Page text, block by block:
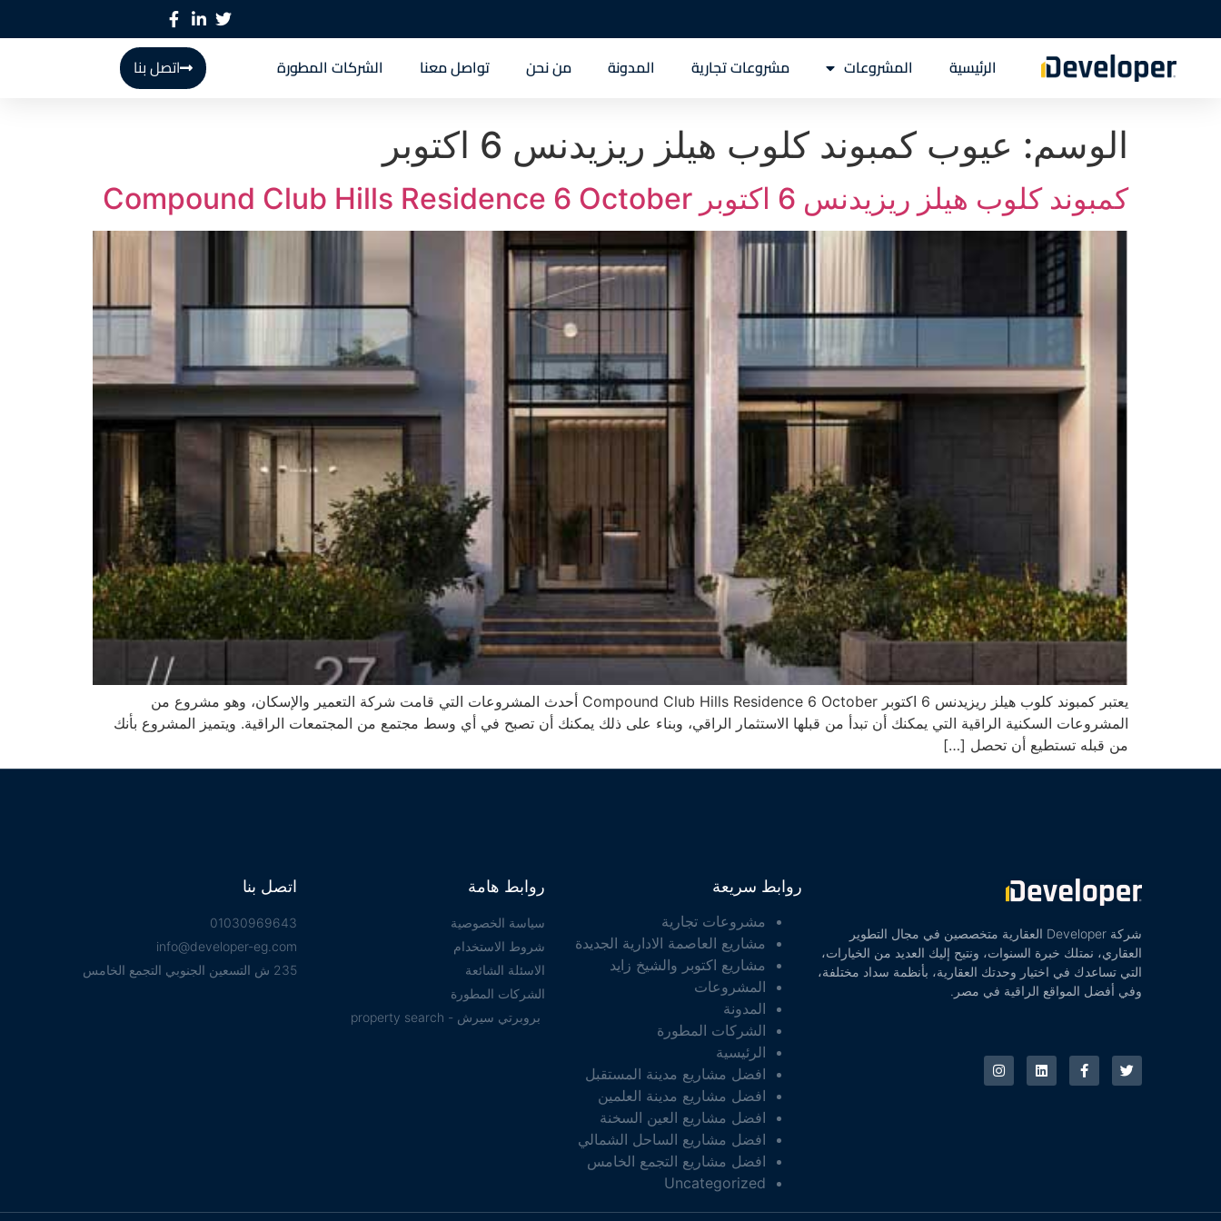
الرئيسية المشروعات مشروعات تجارية المدونة من نحن تواصل معنا الشركات المطورة اتصل بنا
الوسم: عيوب كمبوند كلوب هيلز ريزيدنس 6 اكتوبر
كمبوند كلوب هيلز ريزيدنس 6 اكتوبر Compound Club Hills Residence 6 October
يعتبر كمبوند كلوب هيلز ريزيدنس 6 اكتوبر Compound Club Hills Residence 6 October أحدث المشروعات التي قامت شركة التعمير والإسكان، وهو مشروع من
المشروعات السكنية الراقية التي يمكنك أن تبدأ من قبلها الاستثمار الراقي، وبناء على ذلك يمكنك أن تصبح في أي وسط مجتمع من المجتمعات الراقية. ويتميز المشروع بأنك
من قبله تستطيع أن تحصل […]
شركة Developer العقارية متخصصين في مجال التطوير
العقاري، نمتلك خبرة السنوات، ونتيح إليك العديد من الخيارات،
التي تساعدك في اختيار وحدتك العقارية، بأنظمة سداد مختلفة،
وفي أفضل المواقع الراقية في مصر.
روابط سريعة
مشروعات تجارية
مشاريع العاصمة الادارية الجديدة
مشاريع اكتوبر والشيخ زايد
المشروعات
المدونة
الشركات المطورة
الرئيسية
افضل مشاريع مدينة المستقبل
افضل مشاريع مدينة العلمين
افضل مشاريع العين السخنة
افضل مشاريع الساحل الشمالي
افضل مشاريع التجمع الخامس
Uncategorized
روابط هامة
سياسة الخصوصية
شروط الاستخدام
الاسئلة الشائعة
الشركات المطورة
بروبرتي سيرش - property search
اتصل بنا
01030969643
info@developer-eg.com
235 ش التسعين الجنوبي التجمع الخامس